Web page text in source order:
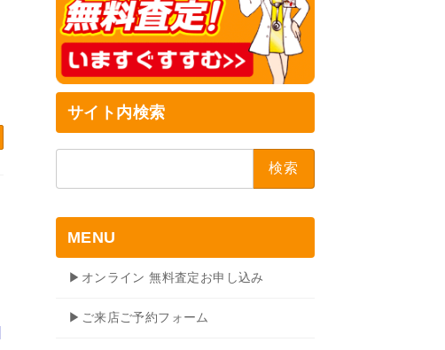
サイト内検索
索:
MENU
▶オンライン 無料査定お申し込み
▶ご来店ご予約フォーム